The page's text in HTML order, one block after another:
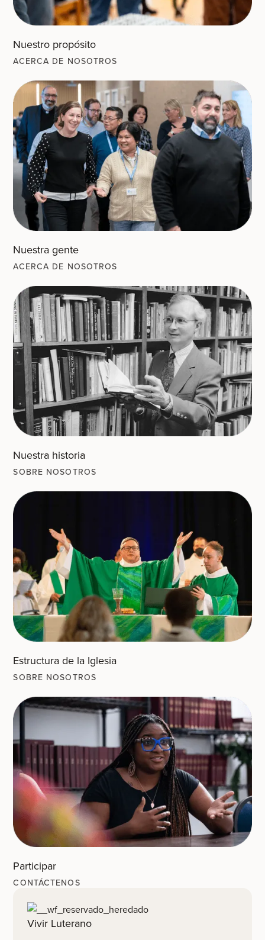
Nuestro propósito
ACERCA DE NOSOTROS
Nuestra gente
ACERCA DE NOSOTROS
Nuestra historia
SOBRE NOSOTROS
Estructura de la Iglesia
SOBRE NOSOTROS
Participar
CONTÁCTENOS
Vivir Luterano